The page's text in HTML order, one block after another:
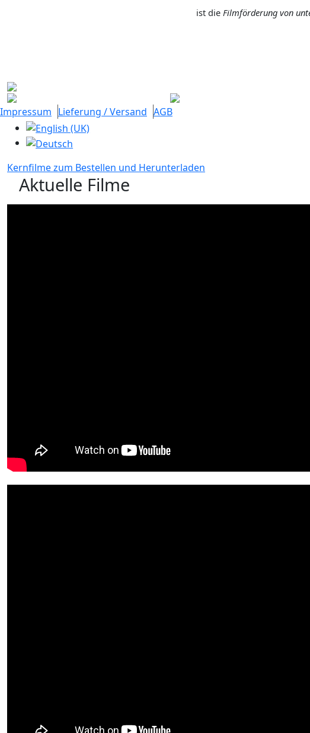
Sprache auswählen
Kernfilme zum Bestellen und Herunterladen
Aktuelle Filme
ist die Filmförderung von
Impressum Lieferung / Versand AGB